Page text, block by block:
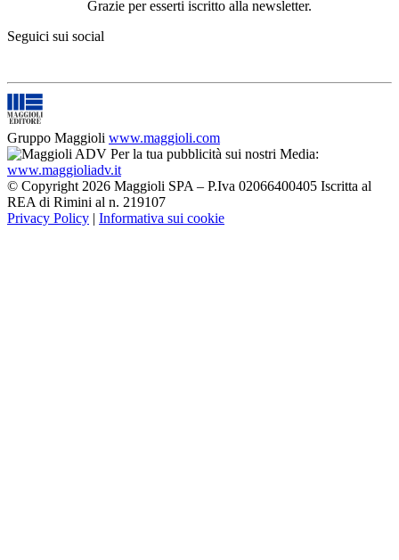
Grazie per esserti iscritto alla newsletter.
Seguici sui social
Gruppo Maggioli www.maggioli.com
Per la tua pubblicità sui nostri Media:
www.maggioliadv.it
© Copyright 2026 Maggioli SPA – P.Iva 02066400405 Iscritta al
REA di Rimini al n. 219107
Privacy Policy | Informativa sui cookie